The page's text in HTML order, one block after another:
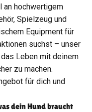
an hochwertigem
Spielzeug und
Equipment für
suchst – unser
Leben mit deinem
zu machen.
für dich und
dein Hund braucht